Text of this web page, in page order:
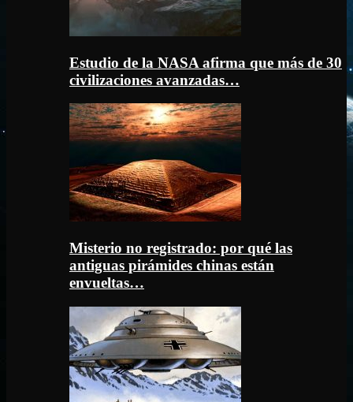
Estudio de la NASA afirma que más de 30
civilizaciones avanzadas…
Misterio no registrado: por qué las
antiguas pirámides chinas están
envueltas…